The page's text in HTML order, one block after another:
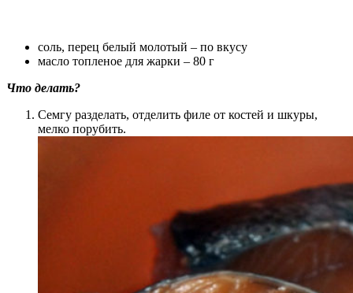
соль, перец белый молотый – по вкусу
масло топленое для жарки – 80 г
Что делать?
Семгу разделать, отделить филе от костей и шкуры,
мелко порубить.